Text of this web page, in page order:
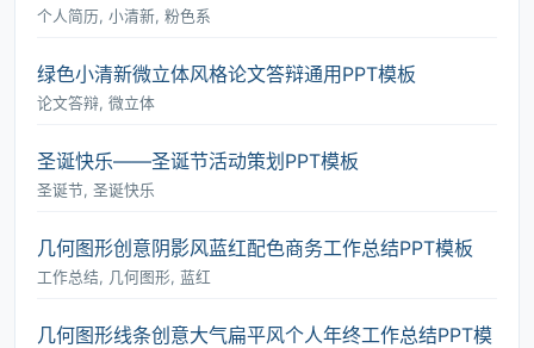
个人简历, 小清新, 粉色系
绿色小清新微立体风格论文答辩通用PPT模板
论文答辩, 微立体
圣诞快乐――圣诞节活动策划PPT模板
圣诞节, 圣诞快乐
几何图形创意阴影风蓝红配色商务工作总结PPT模板
工作总结, 几何图形, 蓝红
几何图形线条创意大气扁平风个人年终工作总结PPT模